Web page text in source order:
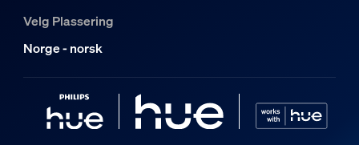
Emballasjemål og vekt
EAN/UPC – produkt
8720169879966
Nettovekt
Velg Plassering
Norge - norsk